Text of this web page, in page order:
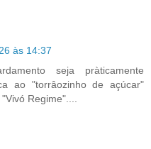
às 14:37
seja pràticamente
ao "torrâozinho de açúcar"
Regime"....